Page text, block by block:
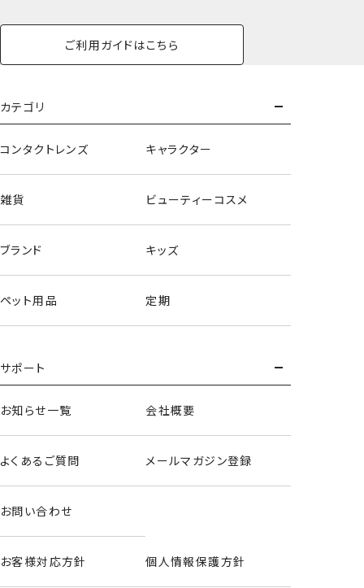
予約商品もっとみる
情報解禁！『Peko』デザインの
＼マイナンバーカードケースが登場！／
す。
※規定数量に達し次第、予約受付を終了いたします。
PM23:59まで
※商品の発送は 2026年8月下旬以降の予定となり、入荷次
第、順次発送いたします。
販売がなくなる可能性もございます。）
◆お支払い方法◆
※予約販売はお支払方法：クレジットカード決済 のみとなり
(お客様とクレジットカード会社様とのご契約内容により与信
ご利用ガイドはこちら
カテゴリ
コンタクトレンズ キャラクター
雑貨 ビューティーコスメ
ブランド キッズ
ペット用品 定期
サポート
お知らせ一覧 会社概要
よくあるご質問 メールマガジン登録
お問い合わせ
お客様対応方針 個人情報保護方針